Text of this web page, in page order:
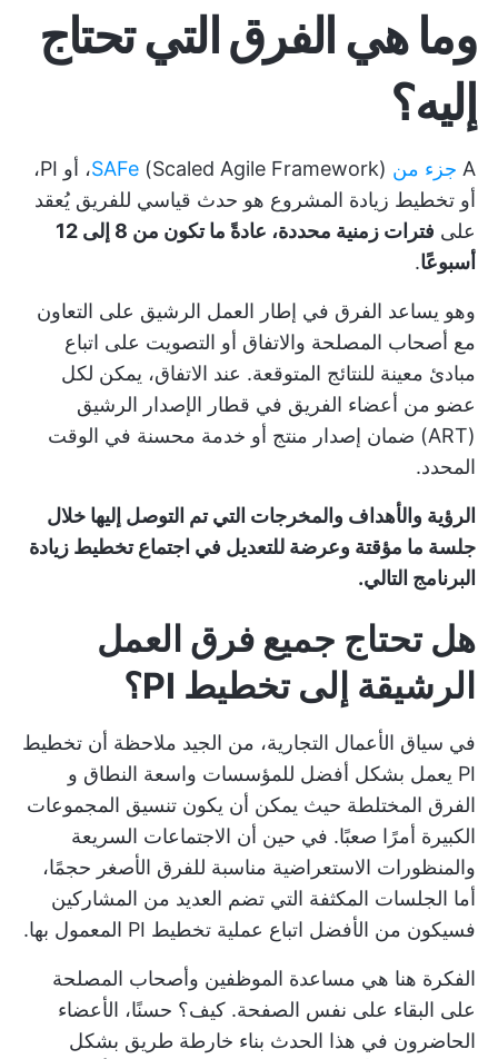
وما هي الفرق التي تحتاج
إليه؟
A جزء من SAFe
(Scaled Agile Framework)، أو PI،
أو تخطيط زيادة المشروع هو حدث قياسي للفريق يُعقد
على
فترات زمنية محددة، عادةً ما تكون من 8 إلى 12
أسبوعًا.
وهو يساعد الفرق في إطار العمل الرشيق على التعاون
مع أصحاب المصلحة والاتفاق أو التصويت على اتباع
مبادئ معينة للنتائج المتوقعة. عند الاتفاق، يمكن لكل
عضو من أعضاء الفريق في قطار الإصدار الرشيق
(ART) ضمان إصدار منتج أو خدمة محسنة في الوقت
المحدد.
الرؤية والأهداف والمخرجات التي تم التوصل إليها خلال
جلسة ما مؤقتة وعرضة للتعديل في اجتماع تخطيط زيادة
البرنامج التالي.
هل تحتاج جميع فرق العمل
الرشيقة إلى تخطيط PI؟
في سياق الأعمال التجارية، من الجيد ملاحظة أن تخطيط
PI يعمل بشكل أفضل للمؤسسات واسعة النطاق و
الفرق المختلطة حيث يمكن أن يكون تنسيق المجموعات
الكبيرة أمرًا صعبًا. في حين أن الاجتماعات السريعة
والمنظورات الاستعراضية مناسبة للفرق الأصغر حجمًا،
أما الجلسات المكثفة التي تضم العديد من المشاركين
فسيكون من الأفضل اتباع عملية تخطيط PI المعمول بها.
الفكرة هنا هي مساعدة الموظفين وأصحاب المصلحة
على البقاء على نفس الصفحة. كيف؟ حسنًا، الأعضاء
الحاضرون في هذا الحدث بناء خارطة طريق بشكل